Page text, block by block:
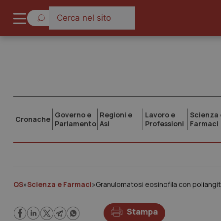
Cronache Governo e
Parlamento
Regioni e
Asl
Lavoro e
Professioni
Scienza
Farmaci
QS»Scienza e Farmaci»
Stampa